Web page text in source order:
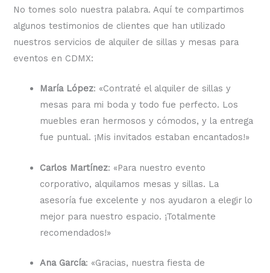
No tomes solo nuestra palabra. Aquí te compartimos
algunos testimonios de clientes que han utilizado
nuestros servicios de alquiler de sillas y mesas para
eventos en CDMX:
María López: «Contraté el alquiler de sillas y
mesas para mi boda y todo fue perfecto. Los
muebles eran hermosos y cómodos, y la entrega
fue puntual. ¡Mis invitados estaban encantados!»
Carlos Martínez: «Para nuestro evento
corporativo, alquilamos mesas y sillas. La
asesoría fue excelente y nos ayudaron a elegir lo
mejor para nuestro espacio. ¡Totalmente
recomendados!»
Ana García: «Gracias, nuestra fiesta de